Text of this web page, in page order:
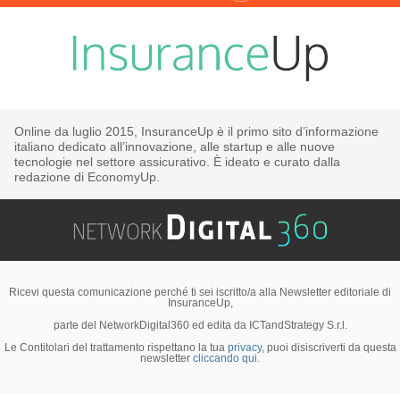
Online da luglio 2015, InsuranceUp è il primo sito d’informazione
italiano dedicato all’innovazione, alle startup e alle nuove
tecnologie nel settore assicurativo. È ideato e curato dalla
redazione di EconomyUp.
Ricevi questa comunicazione perché ti sei iscritto/a alla Newsletter editoriale di
InsuranceUp,
parte del NetworkDigital360 ed edita da ICTandStrategy S.r.l.
Le Contitolari del trattamento rispettano la tua privacy, puoi disiscriverti da questa
newsletter cliccando qui.